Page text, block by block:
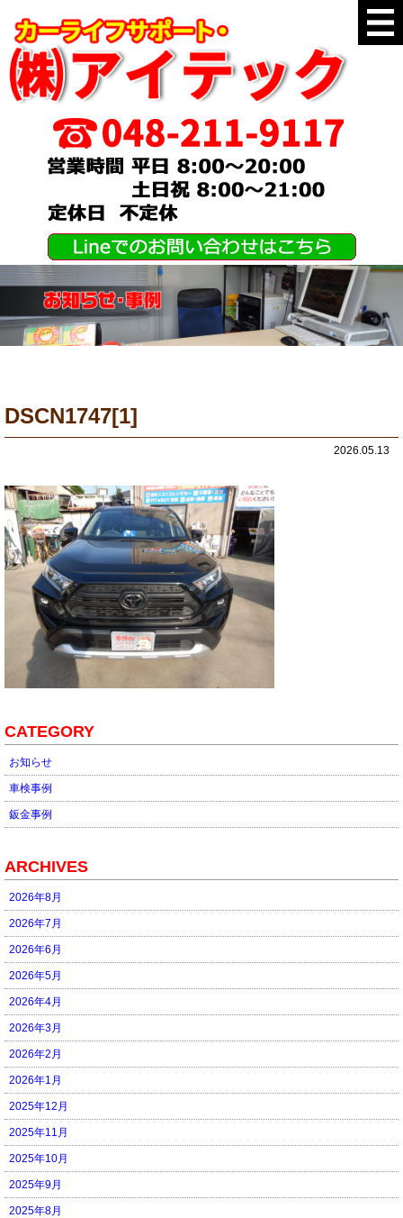
DSCN1747[1]
2026.05.13
CATEGORY
お知らせ
車検事例
鈑金事例
ARCHIVES
2026年8月
2026年7月
2026年6月
2026年5月
2026年4月
2026年3月
2026年2月
2026年1月
2025年12月
2025年11月
2025年10月
2025年9月
2025年8月